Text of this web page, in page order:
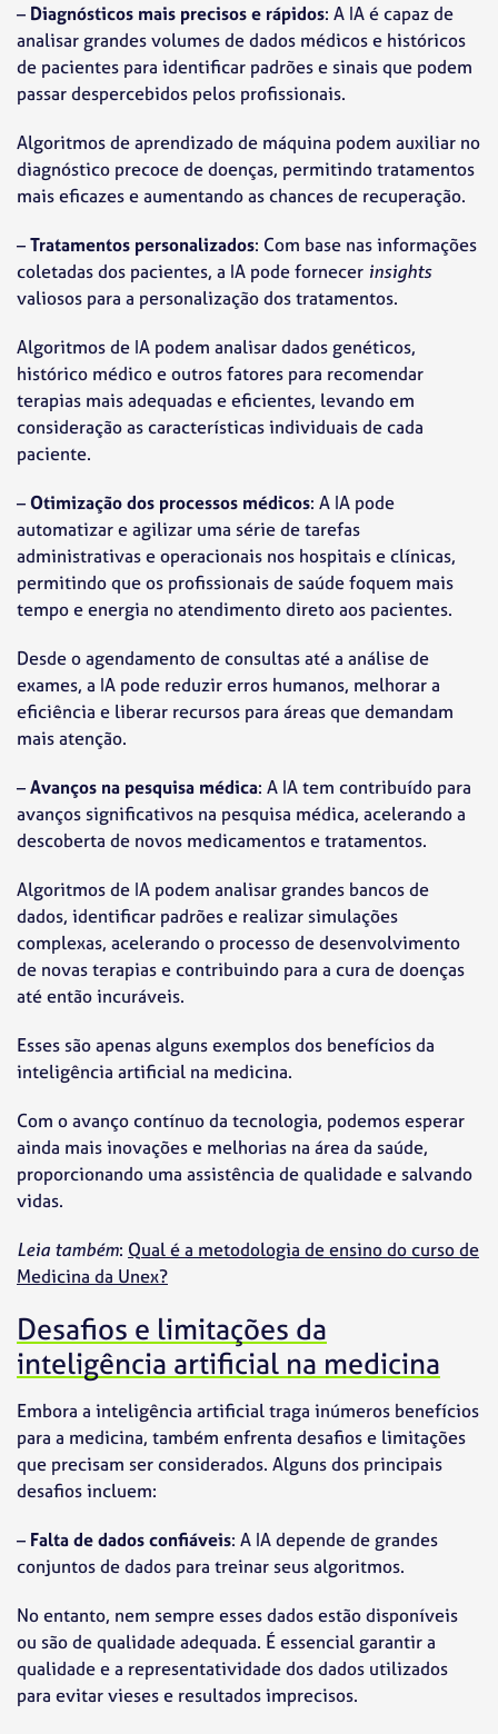
– Diagnósticos mais precisos e rápidos: A IA é capaz de
analisar grandes volumes de dados médicos e históricos
de pacientes para identificar padrões e sinais que podem
passar despercebidos pelos profissionais.
Algoritmos de aprendizado de máquina podem auxiliar no
diagnóstico precoce de doenças, permitindo tratamentos
mais eficazes e aumentando as chances de recuperação.
–Tratamentos personalizados: Com base nas informações
coletadas dos pacientes, a IA pode fornecer insights
valiosos para a personalização dos tratamentos.
Algoritmos de IA podem analisar dados genéticos,
histórico médico e outros fatores para recomendar
terapias mais adequadas e eficientes, levando em
consideração as características individuais de cada
paciente.
–Otimização dos processos médicos: A IA pode
automatizar e agilizar uma série de tarefas
administrativas e operacionais nos hospitais e clínicas,
permitindo que os profissionais de saúde foquem mais
tempo e energia no atendimento direto aos pacientes.
Desde o agendamento de consultas até a análise de
exames, a IA pode reduzir erros humanos, melhorar a
eficiência e liberar recursos para áreas que demandam
mais atenção.
–Avanços na pesquisa médica: A IA tem contribuído para
avanços significativos na pesquisa médica, acelerando a
descoberta de novos medicamentos e tratamentos.
Algoritmos de IA podem analisar grandes bancos de
dados, identificar padrões e realizar simulações
complexas, acelerando o processo de desenvolvimento
de novas terapias e contribuindo para a cura de doenças
até então incuráveis.
Esses são apenas alguns exemplos dos benefícios da
inteligência artificial na medicina.
Com o avanço contínuo da tecnologia, podemos esperar
ainda mais inovações e melhorias na área da saúde,
proporcionando uma assistência de qualidade e salvando
vidas.
Leia também: Qual é a metodologia de ensino do curso de
Medicina da Unex?
Desafios e limitações da
inteligência artificial na medicina
Embora a inteligência artificial traga inúmeros benefícios
para a medicina, também enfrenta desafios e limitações
que precisam ser considerados. Alguns dos principais
desafios incluem:
– Falta de dados confiáveis: A IA depende de grandes
conjuntos de dados para treinar seus algoritmos.
No entanto, nem sempre esses dados estão disponíveis
ou são de qualidade adequada. É essencial garantir a
qualidade e a representatividade dos dados utilizados
para evitar vieses e resultados imprecisos.